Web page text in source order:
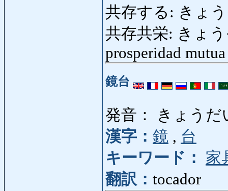
共存する: きょ
共存共栄: きょ
prosperidad mutua
鏡台
発音： きょうだ
漢字： 鏡 , 台
キーワード：
家
翻訳： tocador